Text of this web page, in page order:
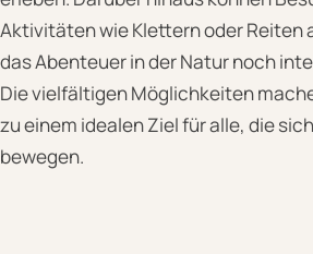
Aktivitäten wie Klettern oder Reiten
das Abenteuer in der Natur noch
Die vielfältigen Möglichkeiten
zu einem idealen Ziel für alle, die
bewegen.